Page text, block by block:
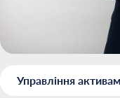
Управління